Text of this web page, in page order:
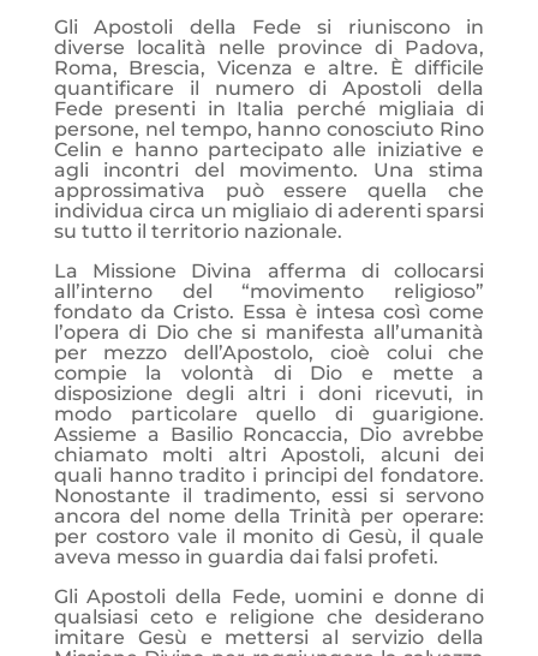
Gli Apostoli della Fede si riuniscono in
diverse località nelle province di Padova,
Roma, Brescia, Vicenza e altre. È difficile
quantificare il numero di Apostoli della
Fede presenti in Italia perché migliaia di
persone, nel tempo, hanno conosciuto Rino
Celin e hanno partecipato alle iniziative e
agli incontri del movimento. Una stima
approssimativa può essere quella che
individua circa un migliaio di aderenti sparsi
su tutto il territorio nazionale.
La Missione Divina afferma di collocarsi
all’interno del “movimento religioso”
fondato da Cristo. Essa è intesa così come
l’opera di Dio che si manifesta all’umanità
per mezzo dell’Apostolo, cioè colui che
compie la volontà di Dio e mette a
disposizione degli altri i doni ricevuti, in
modo particolare quello di guarigione.
Assieme a Basilio Roncaccia, Dio avrebbe
chiamato molti altri Apostoli, alcuni dei
quali hanno tradito i principi del fondatore.
Nonostante il tradimento, essi si servono
ancora del nome della Trinità per operare:
per costoro vale il monito di Gesù, il quale
aveva messo in guardia dai falsi profeti.
Gli Apostoli della Fede, uomini e donne di
qualsiasi ceto e religione che desiderano
imitare Gesù e mettersi al servizio della